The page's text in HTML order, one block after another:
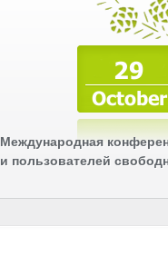
Международная
и пользователей